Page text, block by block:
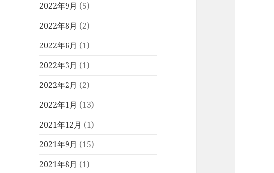
2022年9月 (5)
2022年8月 (2)
2022年6月 (1)
2022年3月 (1)
2022年2月 (2)
2022年1月 (13)
2021年12月 (1)
2021年9月 (15)
2021年8月 (1)